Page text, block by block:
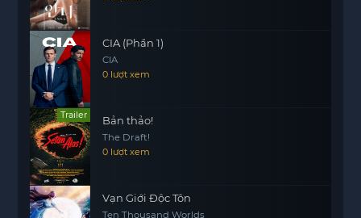
CIA (Phần 1)
CIA
0 lượt xem
Trailer Bản thảo!
The Draft!
0 lượt xem
Vạn Giới Độc Tôn
Ten Thousand Worlds